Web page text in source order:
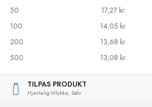
50
17,27 kr.
100
14,05 kr.
200
13,68 kr.
500
13,08 kr.
TILPAS PRODUKT
Hjertelig tillykke, Sølv